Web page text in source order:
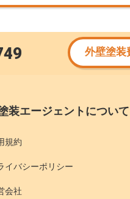
外壁塗装
装エージェントについて
規約
イバシーポリシー
会社